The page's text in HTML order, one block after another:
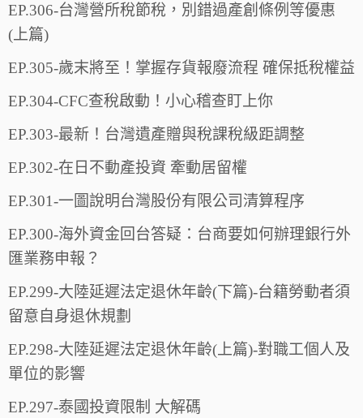
EP.306-台灣營所稅節稅，別錯過產創條例等優惠
(上篇)
EP.305-歲末將至！掌握存貨報廢流程 確保抵稅權益
EP.304-CFC查稅啟動！小心稽查盯上你
EP.303-最新！台灣遺產贈與稅課稅級距調整
EP.302-在日不動產投資 牽動居留權
EP.301-一圖說明台灣股份有限公司清算程序
EP.300-海外資金回台答疑：台商要如何辦理銀行外
匯業務申報？
EP.299-大陸延遲法定退休年齡(下篇)-台籍勞動者須
留意自身退休規劃
EP.298-大陸延遲法定退休年齡(上篇)-對職工個人及
單位的影響
EP.297-泰國投資限制 大解碼